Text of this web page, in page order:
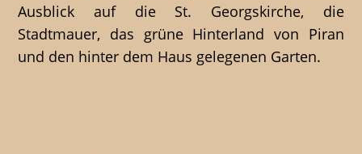
Ausblick auf die St. Georgskirche, die
Stadtmauer, das grüne Hinterland von Piran
und den hinter dem Haus gelegenen Garten.